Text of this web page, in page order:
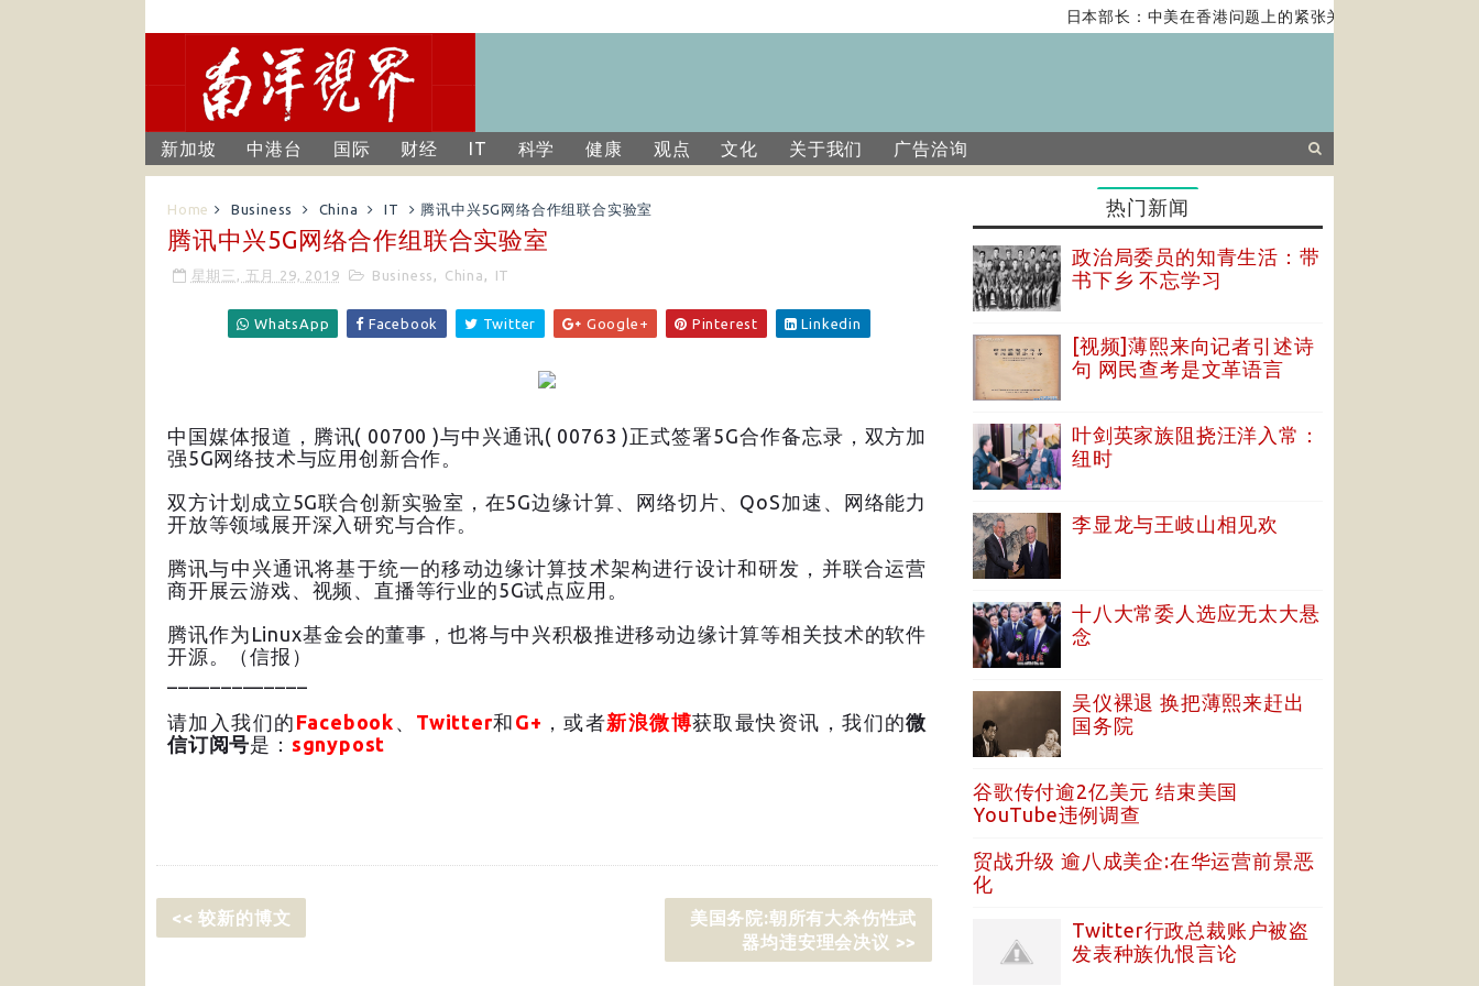
日本部长：中美在香港问题上的紧张关系对全球经济构成
新加坡 中港台 国际 财经 IT 科学 健康 观点 文化 关于我们 广告洽询
Home Business China IT 腾讯中兴5G网络合作组联合实验室
腾讯中兴5G网络合作组联合实验室
星期三, 五月 29, 2019 Business , China , IT
WhatsApp Facebook Twitter Google+ Pinterest Linkedin
中国媒体报道，腾讯( 00700 )与中兴通讯( 00763 )正式签署5G合作备忘录，双方加
强5G网络技术与应用创新合作。
双方计划成立5G联合创新实验室，在5G边缘计算、网络切片、QoS加速、网络能力
开放等领域展开深入研究与合作。
腾讯与中兴通讯将基于统一的移动边缘计算技术架构进行设计和研发，并联合运营
商开展云游戏、视频、直播等行业的5G试点应用。
腾讯作为Linux基金会的董事，也将与中兴积极推进移动边缘计算等相关技术的软件
开源。（信报）
请加入我们的 Facebook 、 Twitter和 G+ ，或者新浪微博获取最快资讯，我们的微
信订阅号是： sgnypost
<< 较新的博文
美国务院:朝所有大杀伤性武
器均违安理会决议 >>
热门新闻
政治局委员的知青生活：带
书下乡 不忘学习
[视频]薄熙来向记者引述诗
句 网民查考是文革语言
叶剑英家族阻挠汪洋入常：
纽时
李显龙与王岐山相见欢
十八大常委人选应无太大悬
念
吴仪裸退 换把薄熙来赶出
国务院
谷歌传付逾2亿美元 结束美国
YouTube违例调查
贸战升级 逾八成美企:在华运营前景恶
化
Twitter行政总裁账户被盗
发表种族仇恨言论